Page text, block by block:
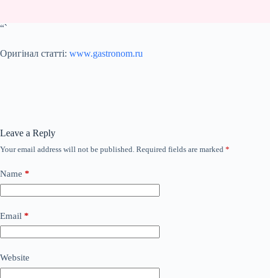
“`
Оригінал статті: www.gastronom.ru
Leave a Reply
Your email address will not be published. Required fields are marked *
Name *
Email *
Website